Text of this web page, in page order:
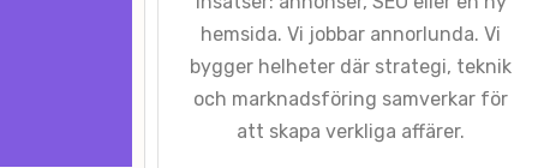
hemsida. Vi jobbar annorlunda. Vi
bygger helheter där strategi, teknik
och marknadsföring samverkar för
att skapa verkliga affärer.